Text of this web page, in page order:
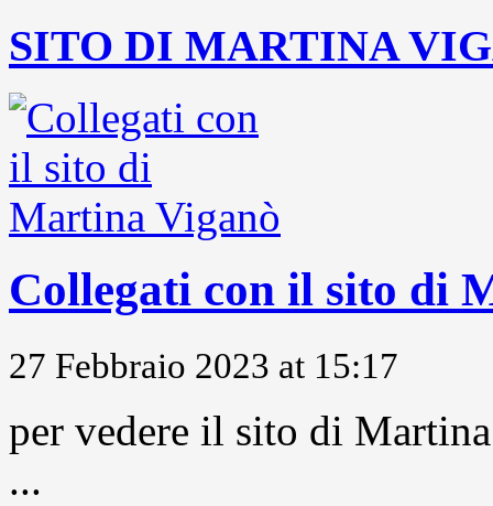
SITO DI MARTINA
Collegati con il sito di
27 Febbraio 2023 at 15:17
per vedere il sito di
...